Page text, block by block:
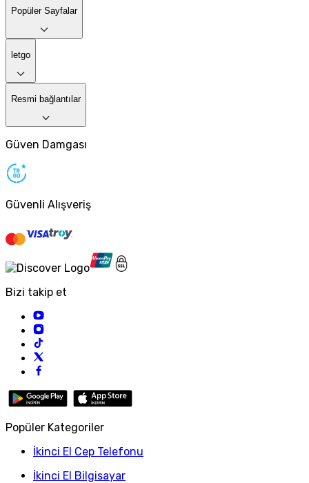
Popüler Sayfalar
letgo
Resmi bağlantılar
Güven Damgası
Güvenli Alışveriş
Bizi takip et
Popüler Kategoriler
İkinci El Cep Telefonu
İkinci El Bilgisayar